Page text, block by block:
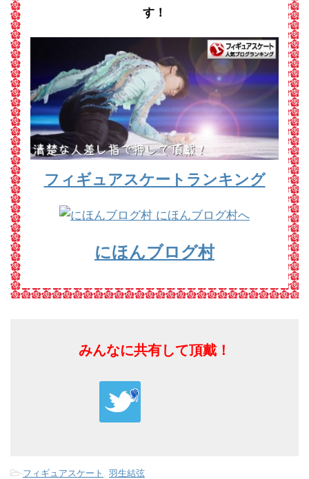
す！
フィギュアスケートランキング
にほんブログ村
みんなに共有して頂戴！
-フィギュアスケート , 羽生結弦